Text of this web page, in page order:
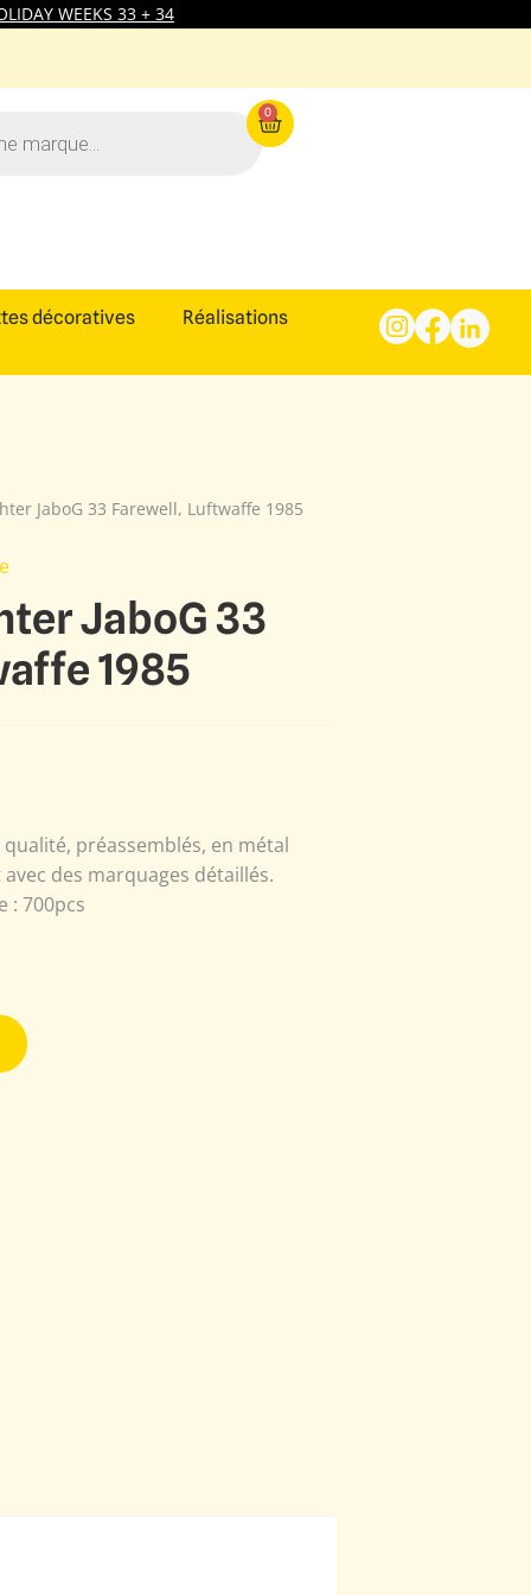
WEEKS 33 + 34
0
décoratives Réalisations
JaboG 33 Farewell, Luftwaffe 1985
JaboG 33
1985
préassemblés, en métal
des marquages détaillés.
: 700pcs